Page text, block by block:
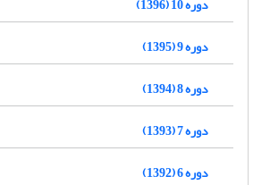
دوره 9 (1395)
دوره 8 (1394)
دوره 7 (1393)
دوره 6 (1392)